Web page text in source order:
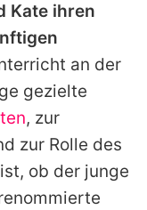
Kate ihren
an der
gezielte
, zur
zur Rolle des
ob der junge